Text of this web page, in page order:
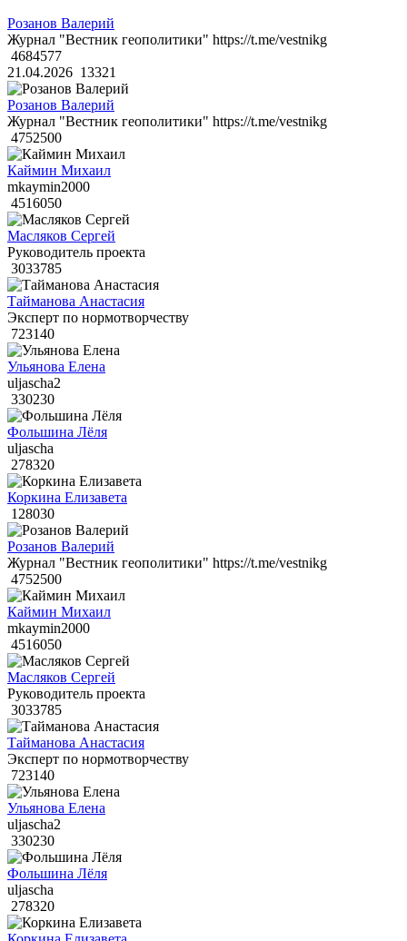
Розанов Валерий
Журнал "Вестник геополитики" https://t.me/vestnikg
4684577
21.04.2026 13321
Розанов Валерий
Журнал "Вестник геополитики" https://t.me/vestnikg
4752500
Каймин Михаил
mkaymin2000
4516050
Масляков Сергей
Руководитель проекта
3033785
Тайманова Анастасия
Эксперт по нормотворчеству
723140
Ульянова Елена
uljascha2
330230
Фольшина Лёля
uljascha
278320
Коркина Елизавета
128030
Розанов Валерий
Журнал "Вестник геополитики" https://t.me/vestnikg
4752500
Каймин Михаил
mkaymin2000
4516050
Масляков Сергей
Руководитель проекта
3033785
Тайманова Анастасия
Эксперт по нормотворчеству
723140
Ульянова Елена
uljascha2
330230
Фольшина Лёля
uljascha
278320